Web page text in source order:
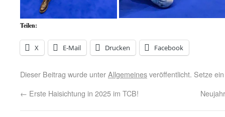
Teilen:
X E-Mail Drucken Facebook
Dieser Beitrag wurde unterAllgemeinesveröffentlicht. Setze
← Erste Haisichtung in 2025 im TCB!